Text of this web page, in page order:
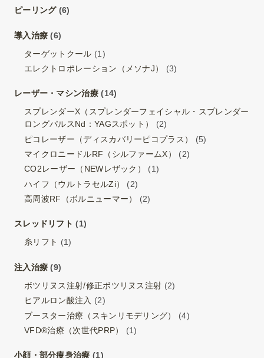
ピーリング(6)
導入治療 (6)
ターゲットクール (1)
エレクトロポレーション（メソナJ）
(3)
レーザー・マシン治療 (14)
スプレンダーX（スプレンダーフェイシャル・スプレンダー
ロングパルスNd：YAGスポット）
(2)
ピコレーザー（ディスカバリーピコプラス）
(5)
マイクロニードルRF（シルファームX）
(2)
CO2レーザー（NEWレザック）
(1)
ハイフ（ウルトラセルZi）
(2)
高周波RF（ボルニューマー）
(2)
スレッドリフト (1)
糸リフト (1)
注入治療 (9)
ボツリヌス注射/修正ボツリヌス注射 (2)
ヒアルロン酸注入 (2)
ブースター治療（スキンリモデリング）
(4)
VFD®治療（次世代PRP）
(1)
小顔・部分痩身治療 (1)